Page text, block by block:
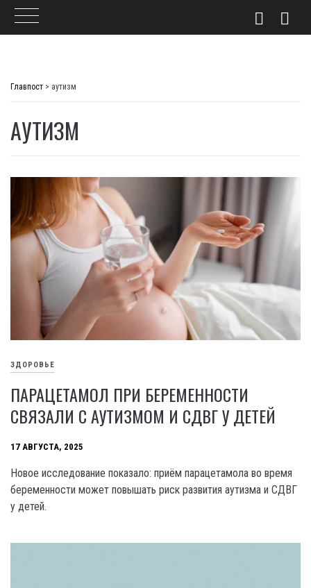
Главпост > аутизм
АУТИЗМ
ЗДОРОВЬЕ
ПАРАЦЕТАМОЛ ПРИ БЕРЕМЕННОСТИ
СВЯЗАЛИ С АУТИЗМОМ И СДВГ У ДЕТЕЙ
17 АВГУСТА, 2025
Новое исследование показало: приём парацетамола во время
беременности может повышать риск развития аутизма и СДВГ
у детей.